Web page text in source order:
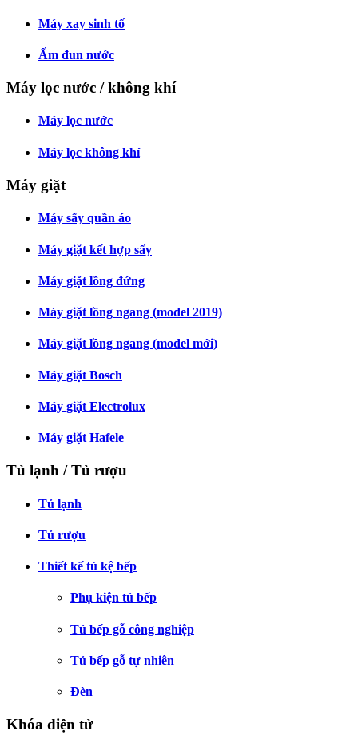
Máy xay sinh tố
Ấm đun nước
Máy lọc nước / không khí
Máy lọc nước
Máy lọc không khí
Máy giặt
Máy sấy quần áo
Máy giặt kết hợp sấy
Máy giặt lồng đứng
Máy giặt lồng ngang (model 2019)
Máy giặt lồng ngang (model mới)
Máy giặt Bosch
Máy giặt Electrolux
Máy giặt Hafele
Tủ lạnh / Tủ rượu
Tủ lạnh
Tủ rượu
Thiết kế tủ kệ bếp
Phụ kiện tủ bếp
Tủ bếp gỗ công nghiệp
Tủ bếp gỗ tự nhiên
Đèn
Khóa điện tử